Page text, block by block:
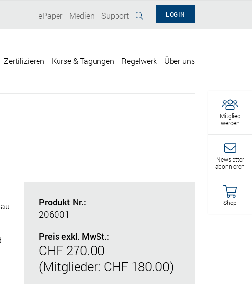
Mitglied
werden
Newsletter
abonnieren
Shop
LOGIN
ePaper Medien Support
Zertifizieren Kurse & Tagungen Regelwerk Über uns
Produkt-Nr.:
206001
Preis exkl. MwSt.:
CHF 270.00
(Mitglieder: CHF 180.00)